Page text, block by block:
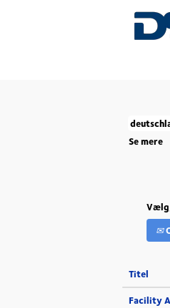
Start |
Se mere
Titel
Facility